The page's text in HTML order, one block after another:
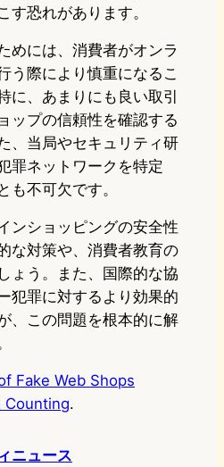
す恐れがあります。
めには、消費者がオンラ
う際により慎重になるこ
に、あまりにも良い取引
ップの信頼性を確認する
、当局やセキュリティ研
罪ネットワークを特定
も不可欠です。
ンショッピングの安全性
な対策や、消費者教育の
ょう。また、国際的な協
犯罪に対するより効果的
、この問題を根本的に解
Fake Web Shops
Counting.
ニュース